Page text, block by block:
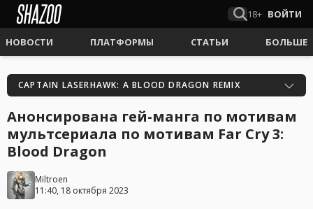
18+ ВОЙТИ
НОВОСТИ ПЛАТФОРМЫ СТАТЬИ БОЛЬШЕ
CAPTAIN LASERHAWK: A BLOOD DRAGON REMIX
Анонсирована гей-манга по мотивам
мультсериала по мотивам Far Cry 3:
Blood Dragon
Miltroen
11:40, 18 октября 2023